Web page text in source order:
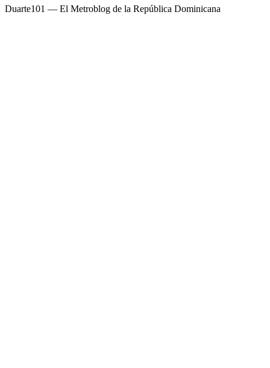
Duarte101 — El Metroblog de la República Dominicana